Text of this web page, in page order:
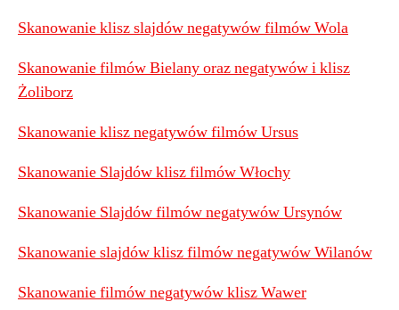
Skanowanie klisz slajdów negatywów filmów Wola
Skanowanie filmów Bielany oraz negatywów i klisz
Żoliborz
Skanowanie klisz negatywów filmów Ursus
Skanowanie Slajdów klisz filmów Włochy
Skanowanie Slajdów filmów negatywów Ursynów
Skanowanie slajdów klisz filmów negatywów Wilanów
Skanowanie filmów negatywów klisz Wawer